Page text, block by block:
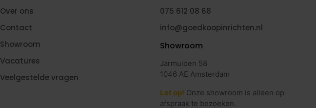
Over ons
Contact
Showroom
Vacatures
Veelgestelde vragen
075 612 08 68
info@goedkoopinrichten.nl
Showroom
Jarmuiden 58
1046 AE Amsterdam
Let op! Onze showroom is alleen op
afspraak te bezoeken.